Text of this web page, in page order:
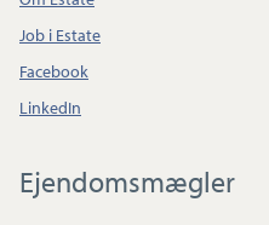
Job i Estate
Facebook
LinkedIn
Ejendomsmægler